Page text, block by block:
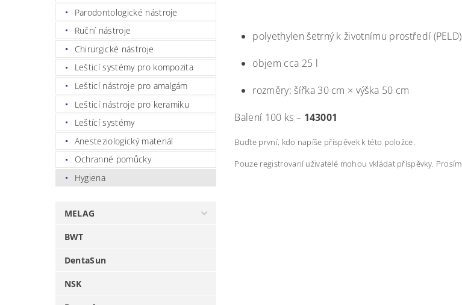
Parodontologické nástroje
Ruční nástroje
Chirurgické nástroje
Lešticí systémy pro kompozita
Lešticí nástroje pro amalgám
Lešticí nástroje pro keramiku
Leštící systémy
Anesteziologický materiál
Ochranné pomůcky
Hygiena
MELAG
BWT
DentaSun
NSK
polyethylen šetrný k životnímu prostředí (PELD)
objem cca 25 l
rozměry: šířka 30 cm × výška 50 cm
Balení 100 ks – 143001
Buďte první, kdo napíše příspěvek k této položce.
Pouze registrovaní uživatelé mohou vkládat příspěvky. Prosím